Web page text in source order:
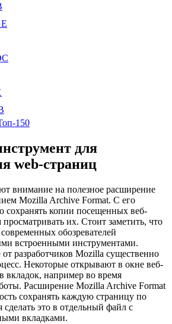
150
для
web-страниц
внимание на полезное расширение
Mozilla Archive Format. С его
копии посещенных веб-
их. Стоит заметить, что
обозревателей
встроенными инструментами.
разработчиков Mozilla существенно
Некоторые открывают в окне веб-
вкладок, например во время
Расширение Mozilla Archive Format
сохранять каждую страницу по
сделать это в отдельный файл с
вкладками.